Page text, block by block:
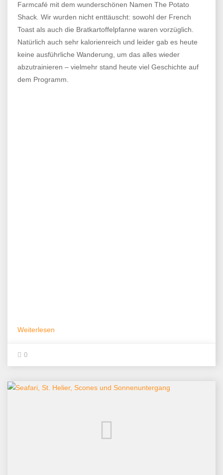
Farmcafé mit dem wunderschönen Namen The Potato
Shack. Wir wurden nicht enttäuscht: sowohl der French
Toast als auch die Bratkartoffelpfanne waren vorzüglich.
Natürlich auch sehr kalorienreich und leider gab es heute
keine ausführliche Wanderung, um das alles wieder
abzutrainieren – vielmehr stand heute viel Geschichte auf
dem Programm.
Weiterlesen
0